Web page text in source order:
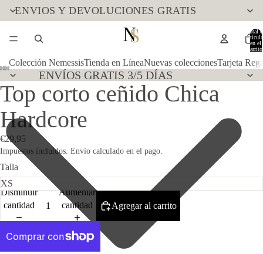
ENVIOS Y DEVOLUCIONES GRATIS
Total
en el
Colección NemessisTienda en LíneaNuevas coleccionesTarjeta
ENVÍOS GRATIS 3/5 DÍAS
Top corto ceñido Chica
Hardcore
€29,95
Impuestos incluidos. Envío calculado en el pago.
Talla
Disminuir
cantidad
Aumentar
cantidad
Agregar al carrito